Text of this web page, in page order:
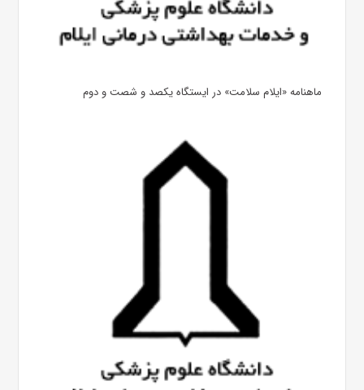
ماهنامه «ایلام سلامت» در ایستگاه یکصد و شصت و دوم